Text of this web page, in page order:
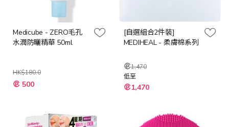
Medicube - ZERO毛孔
水潤防曬精華 50ml
HK$180.0
特
殊 500
[自選組合2件裝]
MEDIHEAL - 柔膚棉系列
1,470
低至
1,470